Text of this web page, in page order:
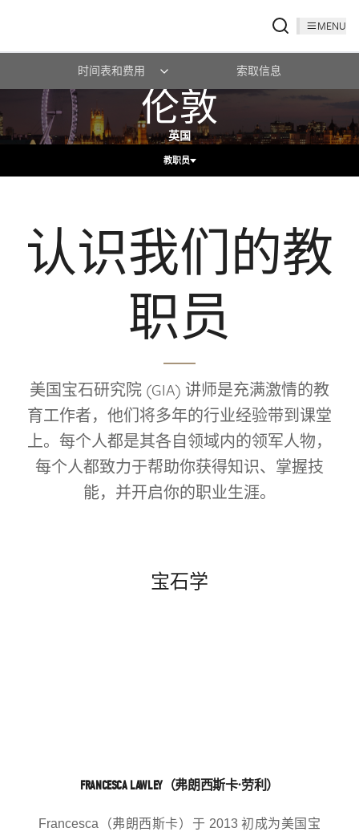
MENU
时间表和费用 索取信息
伦敦
英国
教职员
认识我们的教
职员
美国宝石研究院 (GIA) 讲师是充满激情的教
育工作者，他们将多年的行业经验带到课堂
上。每个人都是其各自领域内的领军人物，
每个人都致力于帮助你获得知识、掌握技
能，并开启你的职业生涯。
宝石学
FRANCESCA LAWLEY（弗朗西斯卡·劳利）
Francesca（弗朗西斯卡）于 2013 初成为美国宝